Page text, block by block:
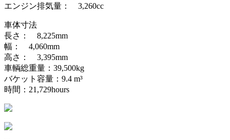
エンジン排気量： 3,260cc
車体寸法
長さ： 8,225mm
幅： 4,060mm
高さ： 3,395mm
車輌総重量：39,500kg
バケット容量：9.4 m³
時間：21,729hours